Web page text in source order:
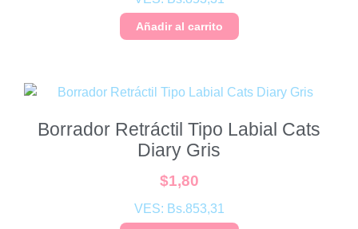
Añadir al carrito
Borrador Retráctil Tipo Labial Cats
Diary Gris
$1,80
VES: Bs.853,31